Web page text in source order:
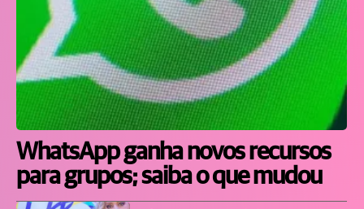
WhatsApp ganha novos recursos
para grupos; saiba o que mudou